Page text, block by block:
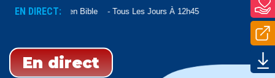
EN DIRECT:Open Bible Tous Les Jours À 12h45
En direct